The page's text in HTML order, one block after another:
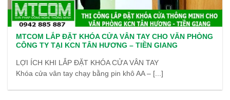
MTCOM LẮP ĐẶT KHÓA CỬA VÂN TAY CHO VĂN PHÒNG
CÔNG TY TẠI KCN TÂN HƯƠNG – TIỀN GIANG
LỢI ÍCH KHI LẮP ĐẶT KHÓA CỬA VÂN TAY
Khóa cửa vân tay chạy bằng pin khô AA – [...]